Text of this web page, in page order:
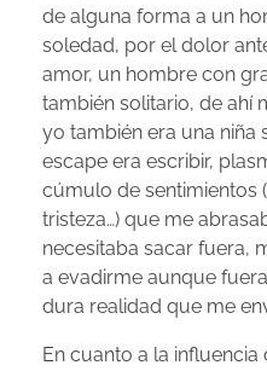
de alguna forma a un
soledad, por el dolor
amor, un hombre con
también solitario, de ahí
yo también era una niña
escape era escribir,
cúmulo de sentimientos
tristeza…) que me
necesitaba sacar fuera,
a evadirme aunque
dura realidad que me
En cuanto a la